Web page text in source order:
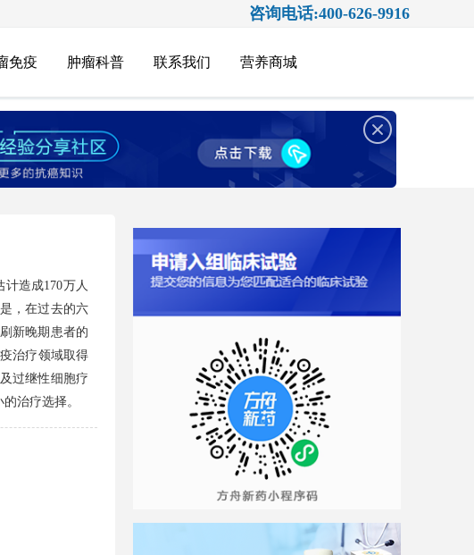
咨询电话:400-626-9916
免疫 肿瘤科普 联系我们 营养商城
造成170万人
，在过去的六
新晚期患者的
过继性细胞疗
治疗选择。